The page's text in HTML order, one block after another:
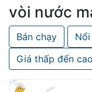
phẩm
Đầu
Phun
Bọt
Khí
vòi nước
Bán chạy
Giá thấp đến cao